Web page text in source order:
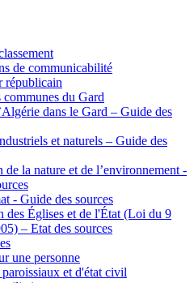
de communicabilité
républicain
du Gard
dans le Gard – Guide des
et naturels – Guide des
de la nature et de l’environnement -
- Guide des sources
des Églises et de l'État (Loi du 9
– Etat des sources
une personne
et d'état civil